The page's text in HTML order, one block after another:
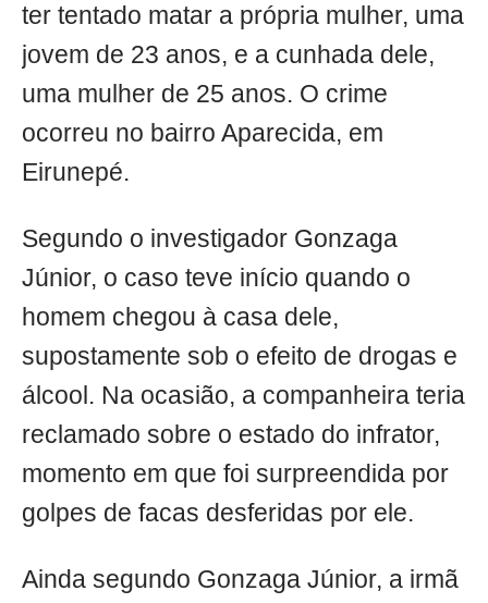
ter tentado matar a própria mulher, uma
jovem de 23 anos, e a cunhada dele,
uma mulher de 25 anos. O crime
ocorreu no bairro Aparecida, em
Eirunepé.
Segundo o investigador Gonzaga
Júnior, o caso teve início quando o
homem chegou à casa dele,
supostamente sob o efeito de drogas e
álcool. Na ocasião, a companheira teria
reclamado sobre o estado do infrator,
momento em que foi surpreendida por
golpes de facas desferidas por ele.
Ainda segundo Gonzaga Júnior, a irmã